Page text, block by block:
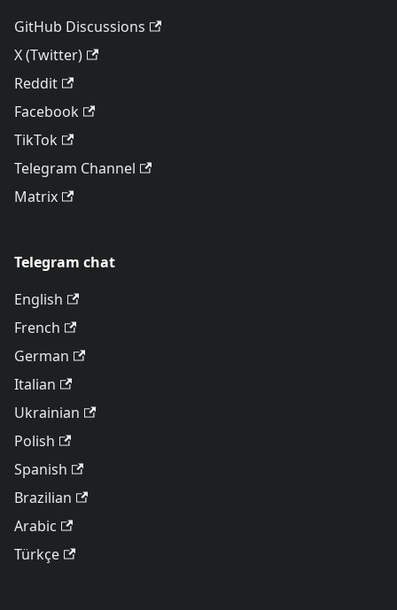
GitHub Discussions
X (Twitter)
Reddit
Facebook
TikTok
Telegram Channel
Matrix
Telegram chat
English
French
German
Italian
Ukrainian
Polish
Spanish
Brazilian
Arabic
Türkçe